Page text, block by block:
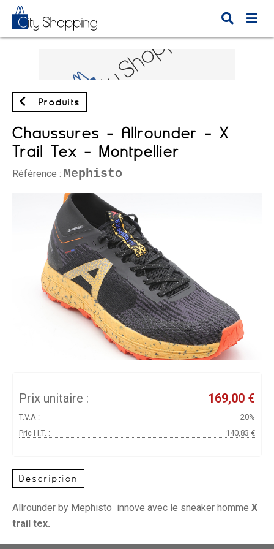
Produits
Chaussures - Allrounder - X
Trail Tex - Montpellier
Référence : Mephisto
Prix unitaire : 169,00 €
T.V.A :
20%
Pric H.T. :
140,83 €
Description
Allrounder by Mephisto innove avec le sneaker homme X
trail tex.